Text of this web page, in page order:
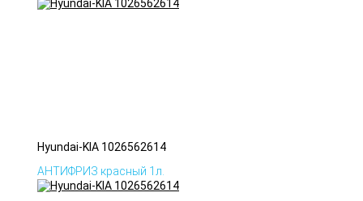
Hyundai-KIA 1026562614
АНТИФРИЗ красный 1л.